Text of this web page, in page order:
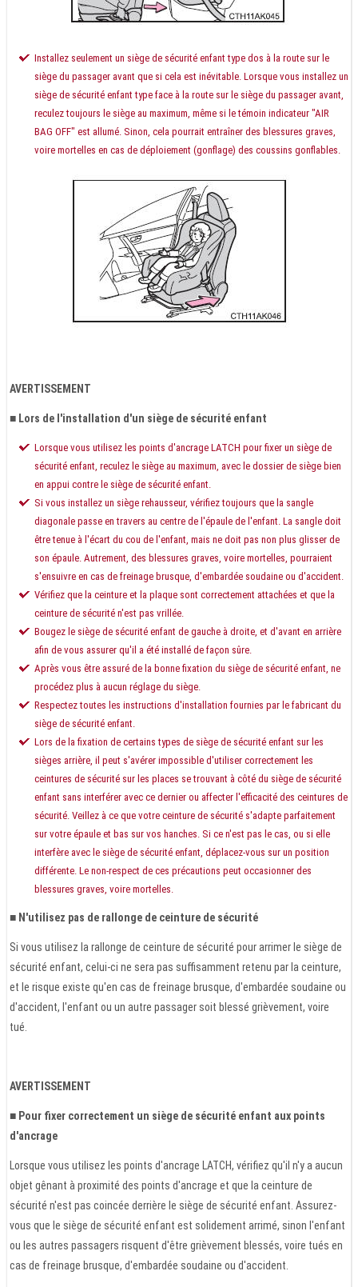
Installez seulement un siège de sécurité enfant type dos à la route sur le
siège du passager avant que si cela est inévitable. Lorsque vous installez un
siège de sécurité enfant type face à la route sur le siège du passager avant,
reculez toujours le siège au maximum, même si le témoin indicateur "AIR
BAG OFF" est allumé. Sinon, cela pourrait entraîner des blessures graves,
voire mortelles en cas de déploiement (gonflage) des coussins gonflables.
AVERTISSEMENT
■ Lors de l'installation d'un siège de sécurité enfant
Lorsque vous utilisez les points d'ancrage LATCH pour fixer un siège de
sécurité enfant, reculez le siège au maximum, avec le dossier de siège bien
en appui contre le siège de sécurité enfant.
Si vous installez un siège rehausseur, vérifiez toujours que la sangle
diagonale passe en travers au centre de l'épaule de l'enfant. La sangle doit
être tenue à l'écart du cou de l'enfant, mais ne doit pas non plus glisser de
son épaule. Autrement, des blessures graves, voire mortelles, pourraient
s'ensuivre en cas de freinage brusque, d'embardée soudaine ou d'accident.
Vérifiez que la ceinture et la plaque sont correctement attachées et que la
ceinture de sécurité n'est pas vrillée.
Bougez le siège de sécurité enfant de gauche à droite, et d'avant en arrière
afin de vous assurer qu'il a été installé de façon sûre.
Après vous être assuré de la bonne fixation du siège de sécurité enfant, ne
procédez plus à aucun réglage du siège.
Respectez toutes les instructions d'installation fournies par le fabricant du
siège de sécurité enfant.
Lors de la fixation de certains types de siège de sécurité enfant sur les
sièges arrière, il peut s'avérer impossible d'utiliser correctement les
ceintures de sécurité sur les places se trouvant à côté du siège de sécurité
enfant sans interférer avec ce dernier ou affecter l'efficacité des ceintures de
sécurité. Veillez à ce que votre ceinture de sécurité s'adapte parfaitement
sur votre épaule et bas sur vos hanches. Si ce n'est pas le cas, ou si elle
interfère avec le siège de sécurité enfant, déplacez-vous sur un position
différente. Le non-respect de ces précautions peut occasionner des
blessures graves, voire mortelles.
■ N'utilisez pas de rallonge de ceinture de sécurité
Si vous utilisez la rallonge de ceinture de sécurité pour arrimer le siège de
sécurité enfant, celui-ci ne sera pas suffisamment retenu par la ceinture,
et le risque existe qu'en cas de freinage brusque, d'embardée soudaine ou
d'accident, l'enfant ou un autre passager soit blessé grièvement, voire
tué.
AVERTISSEMENT
■ Pour fixer correctement un siège de sécurité enfant aux points
d'ancrage
Lorsque vous utilisez les points d'ancrage LATCH, vérifiez qu'il n'y a aucun
objet gênant à proximité des points d'ancrage et que la ceinture de
sécurité n'est pas coincée derrière le siège de sécurité enfant. Assurez-
vous que le siège de sécurité enfant est solidement arrimé, sinon l'enfant
ou les autres passagers risquent d'être grièvement blessés, voire tués en
cas de freinage brusque, d'embardée soudaine ou d'accident.